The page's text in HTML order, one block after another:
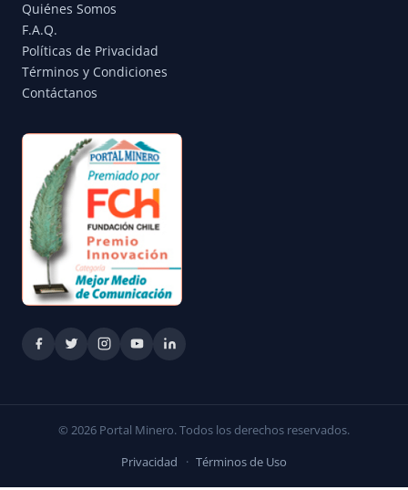
Quiénes Somos
F.A.Q.
Políticas de Privacidad
Términos y Condiciones
Contáctanos
© 2026 Portal Minero. Todos los derechos reservados.
Privacidad · Términos de Uso